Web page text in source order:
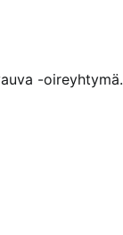
-oireyhtymä.